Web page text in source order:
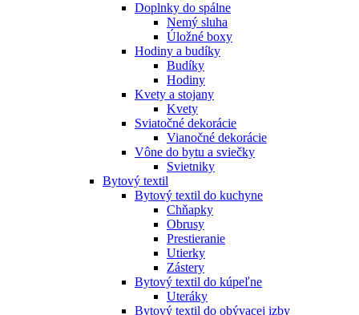
Doplnky do spálne
Nemý sluha
Úložné boxy
Hodiny a budíky
Budíky
Hodiny
Kvety a stojany
Kvety
Sviatočné dekorácie
Vianočné dekorácie
Vône do bytu a sviečky
Svietniky
Bytový textil
Bytový textil do kuchyne
Chňapky
Obrusy
Prestieranie
Utierky
Zástery
Bytový textil do kúpeľne
Uteráky
Bytový textil do obývacej izby